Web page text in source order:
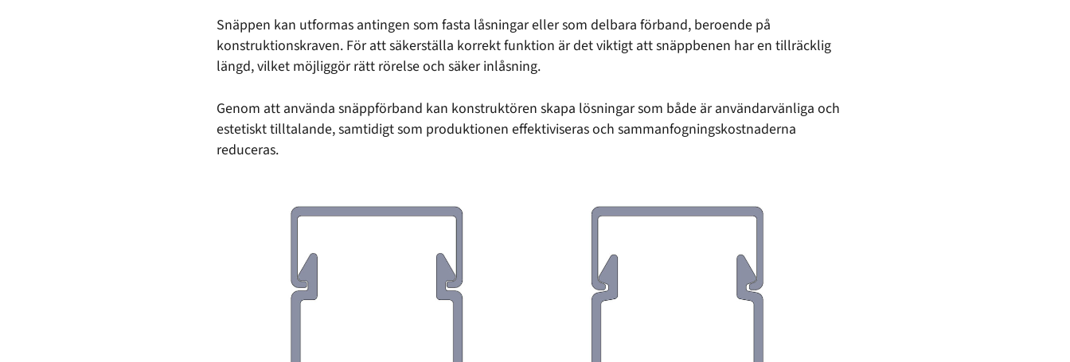
Snäppen kan utformas antingen som fasta låsningar eller som delbara förband, beroende på
konstruktionskraven. För att säkerställa korrekt funktion är det viktigt att snäppbenen har en tillräcklig
längd, vilket möjliggör rätt rörelse och säker inlåsning.
Genom att använda snäppförband kan konstruktören skapa lösningar som både är användarvänliga och
estetiskt tilltalande, samtidigt som produktionen effektiviseras och sammanfogningskostnaderna
reduceras.